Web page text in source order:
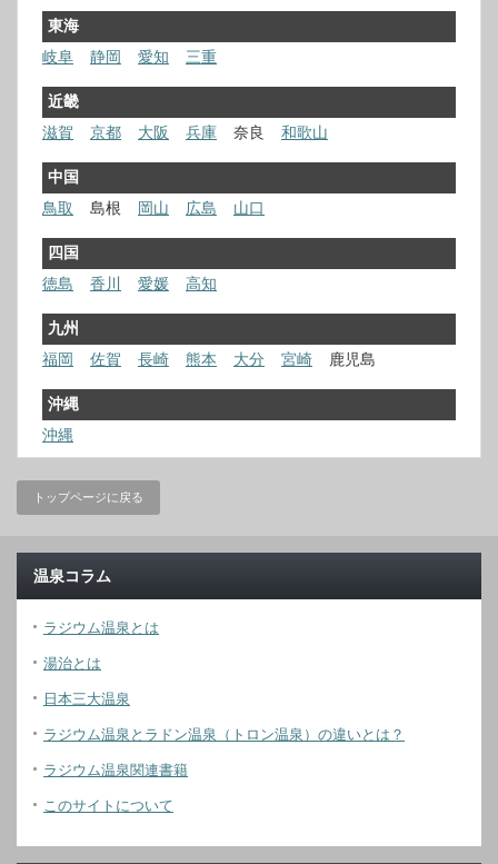
東海
岐阜
静岡 愛知 三重
近畿
滋賀
京都 大阪 兵庫 奈良 和歌山
中国
鳥取
島根 岡山 広島 山口
四国
徳島
香川 愛媛 高知
九州
福岡
佐賀 長崎 熊本 大分 宮崎 鹿児島
沖縄
沖縄
トップページに戻る
温泉コラム
ラジウム温泉とは
湯治とは
日本三大温泉
ラジウム温泉とラドン温泉（トロン温泉）の違いとは？
ラジウム温泉関連書籍
このサイトについて